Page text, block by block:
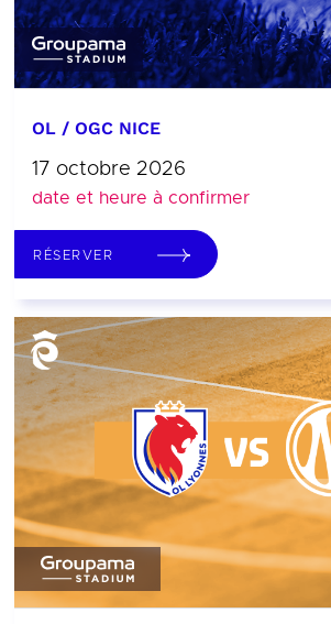
OL / OGC NICE
17 octobre 2026
date et heure à confirmer
RÉSERVER